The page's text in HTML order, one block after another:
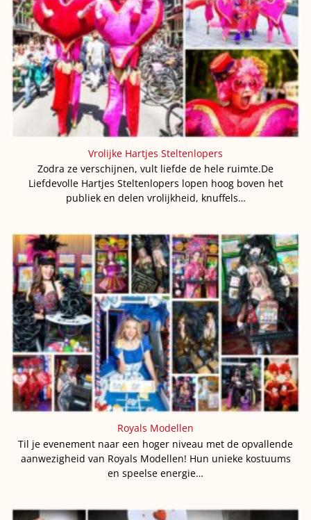
Vrolijke Hartjes Steltenlopers
Zodra ze verschijnen, vult liefde de hele ruimte.De
Liefdevolle Hartjes Steltenlopers lopen hoog boven het
publiek en delen vrolijkheid, knuffels…
Royals Modellen
Til je evenement naar een hoger niveau met de opvallende
aanwezigheid van Royals Modellen! Hun unieke kostuums
en speelse energie…